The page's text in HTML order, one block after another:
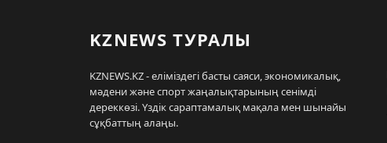
KZNEWS ТУРАЛЫ
KZNEWS.KZ - еліміздегі басты саяси, экономикалық,
мәдени және спорт жаңалықтарының сенімді
дереккөзі. Үздік сараптамалық мақала мен шынайы
сұқбаттың алаңы.